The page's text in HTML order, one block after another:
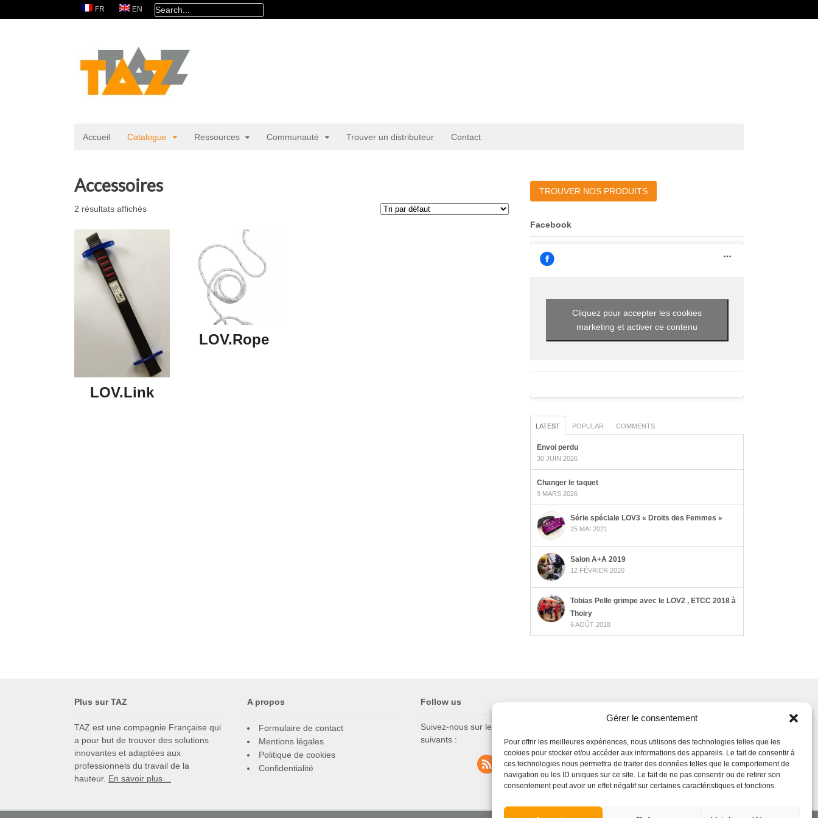
Gérer le consentement
Pour offrir les meilleures expériences, nous utilisons des technologies telles que les
cookies pour stocker et/ou accéder aux informations des appareils. Le fait de consentir à
ces technologies nous permettra de traiter des données telles que le comportement de
navigation ou les ID uniques sur ce site. Le fait de ne pas consentir ou de retirer son
consentement peut avoir un effet négatif sur certaines caractéristiques et fonctions.
FR EN
Accueil Catalogue Ressources Communauté Trouver un distributeur Contact
Accessoires
2 résultats affichés
LOV.Link
LOV.Rope
TROUVER NOS PRODUITS
Facebook
Cliquez pour accepter les cookies
marketing et activer ce contenu
LATEST POPULAR COMMENTS
Envoi perdu
30 JUIN 2026
Changer le taquet
9 MARS 2026
Série spéciale LOV3 « Droits des Femmes »
25 MAI 2021
Salon A+A 2019
12 FÉVRIER 2020
Tobias Pelle grimpe avec le LOV2 , ETCC 2018 à
Thoiry
6 AOÛT 2018
Plus sur TAZ
TAZ est une compagnie Française qui
a pour but de trouver des solutions
innovantes et adaptées aux
professionnels du travail de la
hauteur. En savoir plus…
A propos
Formulaire de contact
Mentions légales
Politique de cookies
Confidentialité
Follow us
Suivez-nous sur les réseaux sociaux
suivants :